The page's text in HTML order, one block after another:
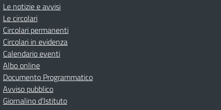
Le notizie e avvisi
Le circolari
Circolari permanenti
Circolari in evidenza
Calendario eventi
Albo online
Documento Programmatico
Avviso pubblico
Giornalino d’Istituto